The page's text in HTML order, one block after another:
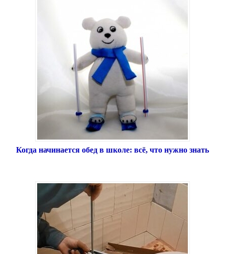
Когда начинается обед в школе: всё, что нужно знать